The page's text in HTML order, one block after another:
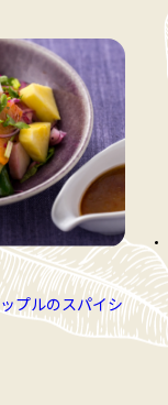
プルのスパイシ